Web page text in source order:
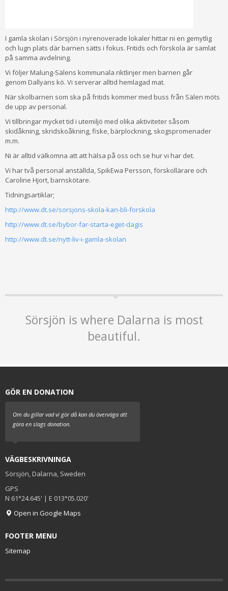
I gamla skolan i Sörsjön i nyrenoverade lokaler hittar ni en gemytlig
och lugn plats där barnen sätts i fokus. Fritids och förskola är samlat
på samma avdelning.
Vi följer Malung-Sälens kommunala riktlinjer men barnen går
genom Dallyans kö. Vi serverar alltid hemlagad mat.
När skolbarnen som ska på fritids kommer med buss från Sälen möts
de upp av personal.
Vi tillbringar mycket tid i utemiljö med olika aktiviteter såsom
skidåkning, skridskoåkning, fiske, bärplockning, skogspromenader
m.m.
Ni är alltid välkomna att att hälsa på oss och se hur vi har det.
Vi har två personal anställda, SpikEwa Persson, förskollärare och
Caroline Hjort, barnskötare.
Tidningsartiklar;
http://www.dt.se/sorsjons-skola-kan-bli-forskola
http://www.dt.se/bybor-far-starta-eget-dagis
http://www.dt.se/nytt-liv-i-gamla-skolan
Sörsjön is where Dalarna is most
beautiful.
GÖR EN DONATION
Om du gillar vad vi gör då kan du överväga att
göra en slags donation.
VÄGBESKRIVNINGA
Sörsjön, Dalarna, Sweden
GPS
N 61°24.645' | E 013°05.020'
Open in Google Maps
FOOTER MENU
Sitemap